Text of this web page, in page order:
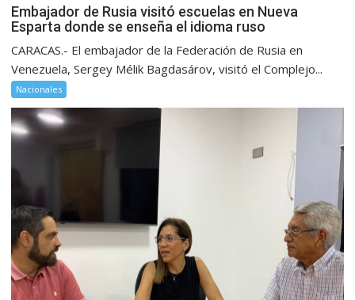
Embajador de Rusia visitó escuelas en Nueva
Esparta donde se enseña el idioma ruso
CARACAS.- El embajador de la Federación de Rusia en
Venezuela, Sergey Mélik Bagdasárov, visitó el Complejo...
Nacionales